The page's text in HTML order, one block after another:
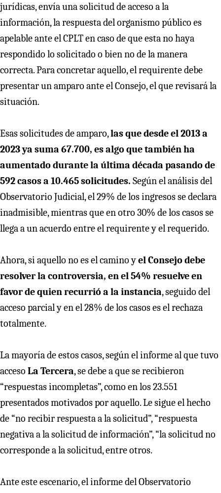
jurídicas, envía una solicitud de acceso a la
información, la respuesta del organismo público es
apelable ante el CPLT en caso de que esta no haya
respondido lo solicitado o bien no de la manera
correcta. Para concretar aquello, el requirente debe
presentar un amparo ante el Consejo, el que revisará la
situación.
Esas solicitudes de amparo,las que desde el 2013 a
2023 ya suma 67.700, es algo que también ha
aumentado durante la última década pasando de
592 casos a 10.465 solicitudes. Según el análisis del
Observatorio Judicial, el 29% de los ingresos se declara
inadmisible, mientras que en otro 30% de los casos se
llega a un acuerdo entre el requirente y el requerido.
Ahora, si aquello no es el camino yel Consejo debe
resolver la controversia, en el 54% resuelve en
favor de quien recurrió a la instancia, seguido del
acceso parcial y en el 28% de los casos es el rechaza
totalmente.
La mayoría de estos casos, según el informe al que tuvo
acceso La Tercera, se debe a que se recibieron
“respuestas incompletas”, como en los 23.551
presentados motivados por aquello. Le sigue el hecho
de “no recibir respuesta a la solicitud”, “respuesta
negativa a la solicitud de información”, “la solicitud no
corresponde a la solicitud, entre otros.
Ante este escenario, el informe del Observatorio